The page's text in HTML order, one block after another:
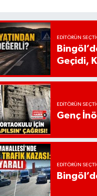
EDITÖRÜN
Geçidi,
EDITÖRÜN
Genç
EDITÖRÜN